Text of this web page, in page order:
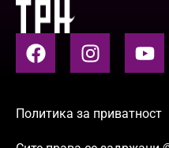
Политика за приватност